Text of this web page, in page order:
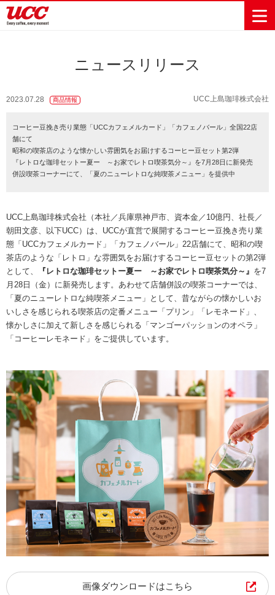
レギュラーコ
ーヒー
インスタント
コーヒー
ドリンク
ドリップポッ
ド
コーヒーギフ
ト
器具・その他
おいしいコー
ヒーの淹れ方
コーヒー百科 レシピ UCCラボ
UCCのコーヒ
ーマガジン
UCCコーヒー
博物館
UCCコーヒー
アカデミー
工場見学
東京ディズニ
ーリゾート®︎
カフェのお仕
事体験
Sustainability
サステナビ
リティビジ
ョン
サステナブ
ルなコーヒ
ー調達
サステナビ
リティ教育
コーヒー×
健康
自然を豊かに
カーボンニ
ュートラル
ネイチャー
環境と社会
人権の尊重
サーキュラ
ーエコノミ
ー
直営農園
ジャマイカ
Sustainability
リティチャ
レンジ
Report
サステナビ
リティレポ
ート
会社案内
セージ
パーパス
コーポレー
トメッセー
ジ
企業概要
沿革
ニュースリ
リース
事業内容
連事業
業務用サー
コーヒーマ
シン事業
地域・戦略
事業
海外事業
グループサ
ポート
UCCの活動
リティ
採用活動
ーヒービレ
ッジ
ウェブマガ
ジン
ニュースリリース
2023.07.28 商品情報 UCC上島珈琲株式会社
コーヒー豆挽き売り業態「UCCカフェメルカード」「カフェノバール」全国22店
舗にて
昭和の喫茶店のような懐かしい雰囲気をお届けするコーヒー豆セット第2弾
『レトロな珈琲セットー夏ー ～お家でレトロ喫茶気分～』を7月28日に新発売
併設喫茶コーナーにて、「夏のニューレトロな純喫茶メニュー」を提供中
UCC上島珈琲株式会社（本社／兵庫県神戸市、資本金／10億円、社長／
朝田文彦、以下UCC）は、UCCが直営で展開するコーヒー豆挽き売り業
態「UCCカフェメルカード」「カフェノバール」22店舗にて、昭和の喫
茶店のような「レトロ」な雰囲気をお届けするコーヒー豆セットの第2弾
として、
『レトロな珈琲セットー夏ー ～お家でレトロ喫茶気分～』 を7
月28日（金）に新発売します。あわせて店舗併設の喫茶コーナーでは、
「夏のニューレトロな純喫茶メニュー」として、昔ながらの懐かしいお
いしさを感じられる喫茶店の定番メニュー「プリン」「レモネード」、
懐かしさに加えて新しさを感じられる「マンゴーパッションのオペラ」
「コーヒーレモネード」をご提供しています。
画像ダウンロードはこちら